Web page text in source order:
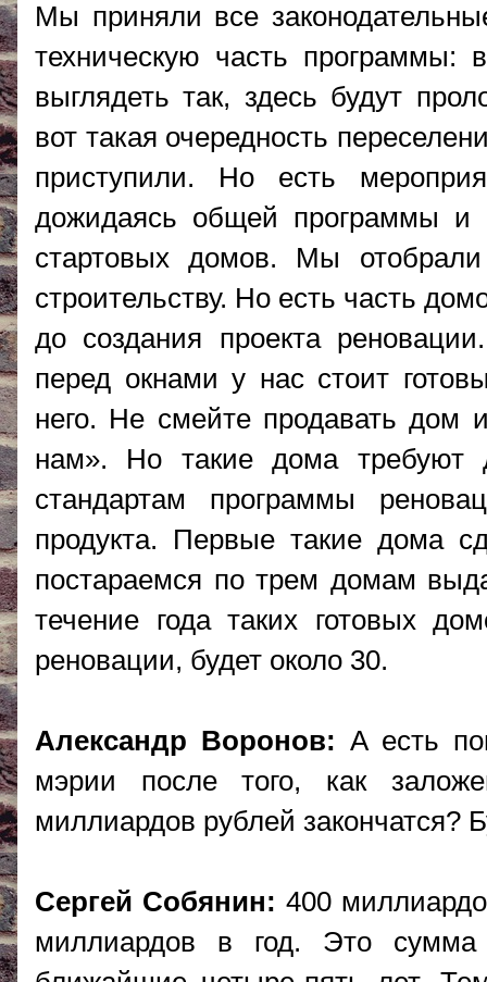
Мы приняли все
техническую часть программы:
выглядеть так, здесь будут
вот такая очередность
приступили. Но есть
дожидаясь общей программы и
стартовых домов. Мы
строительству. Но есть часть
до создания проекта
перед окнами у нас стоит
него. Не смейте продавать дом
нам». Но такие дома требуют
стандартам программы
продукта. Первые такие дома
постараемся по трем домам
течение года таких готовых
реновации, будет около 30.
Александр Воронов: А есть
мэрии после того, как
миллиардов рублей закончатся?
Сергей Собянин: 400
миллиардов в год. Это сумма